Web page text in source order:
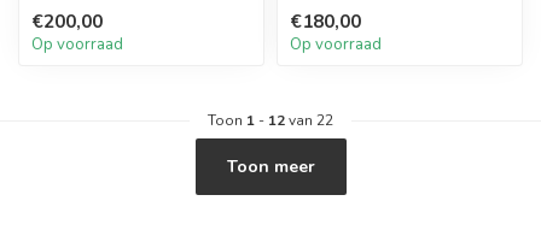
€200,00
Op voorraad
€180,00
Op voorraad
Toon 1 - 12van 22
Toon meer